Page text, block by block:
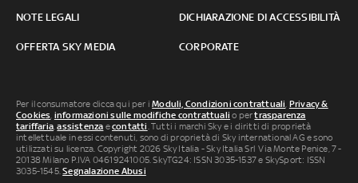
NOTE LEGALI DICHIARAZIONE DI ACCESSIBILITÀ
OFFERTA SKY MEDIA CORPORATE
Per il consumatore clicca qui per iModuli, Condizioni contrattuali, Privacy &
Cookies, informazioni sulle modifiche contrattuali o pertrasparenza
tariffaria,assistenza econtatti. Tutti i marchi Sky e i diritti di proprietà
intellettuale in essi contenuti, sono di proprietà di Sky international AG e sono
utilizzati su licenza. Copyright 2026 Sky Italia - Sky Italia Srl Via Monte Penice, 7 -
20138 Milano P.IVA 04619241005. SkyTG24: ISSN 3035-1537 e SkySport: ISSN
3035-1545.Segnalazione Abusi